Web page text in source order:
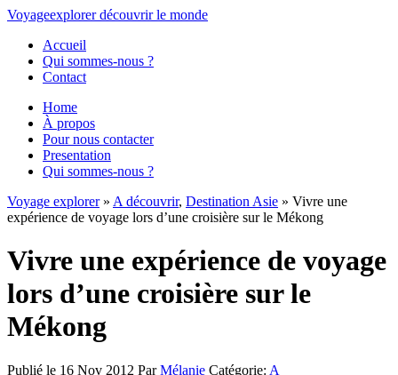
Voyageexplorer découvrirle monde
Accueil
Qui sommes-nous ?
Contact
Home
À propos
Pour nous contacter
Presentation
Qui sommes-nous ?
Voyage explorer» A découvrir, Destination Asie » Vivre une
expérience de voyage lors d’une croisière sur le Mékong
Vivre une expérience de voyage
lors d’une croisière sur le
Mékong
Publié le 16 Nov 2012 ParMélanie Catégorie: A